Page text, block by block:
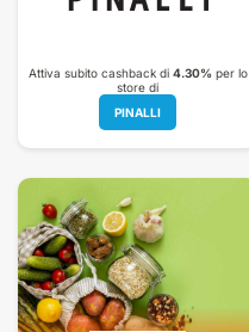
Attiva subito cashback di 4.30%per lo
store di
PINALLI